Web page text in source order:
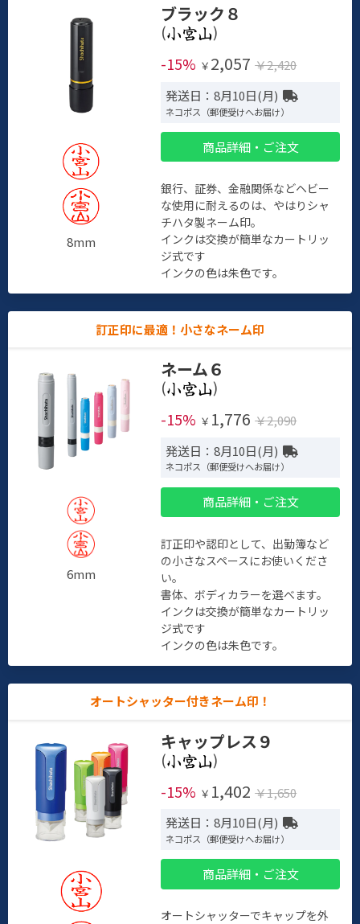
8mm
ブラック８
(
)
-15% ￥ 2,057 ￥2,420
発送日：8月10日(月)
ネコポス（郵便受けへお届け）
商品詳細・ご注文
銀行、証券、金融関係などヘビー
な使用に耐えるのは、やはりシャ
チハタ製ネーム印。
インクは交換が簡単なカートリッ
ジ式です
インクの色は朱色です。
訂正印に最適！小さなネーム印
6mm
ネーム６
(
)
-15% ￥ 1,776 ￥2,090
発送日：8月10日(月)
ネコポス（郵便受けへお届け）
商品詳細・ご注文
訂正印や認印として、出勤簿など
の小さなスペースにお使いくださ
い。
書体、ボディカラーを選べます。
インクは交換が簡単なカートリッ
ジ式です
インクの色は朱色です。
オートシャッター付きネーム印！
キャップレス９
(
)
-15% ￥ 1,402 ￥1,650
発送日：8月10日(月)
ネコポス（郵便受けへお届け）
商品詳細・ご注文
オートシャッターでキャップを外